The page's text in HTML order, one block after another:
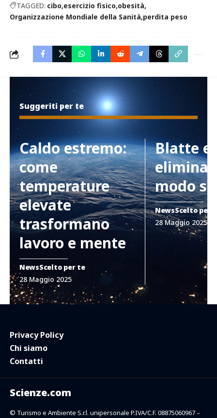
TAGGED: cibo esercizio fisico obesità
Organizzazione Mondiale della Sanità perdita peso
Suggeriti per te
Caldo estremo:
come
temperature
elevate
trasformano
lavoro e mente
NewsScelto per te
28 Maggio 2025
Blatte e
modo
NewsScelto per
28 Maggio 2025
Scienze.com
© Turismo e Ambiente S.r.l. unipersonale P.IVA/C.F. 08875060967 –
Privacy Policy
Chi siamo
Contatti